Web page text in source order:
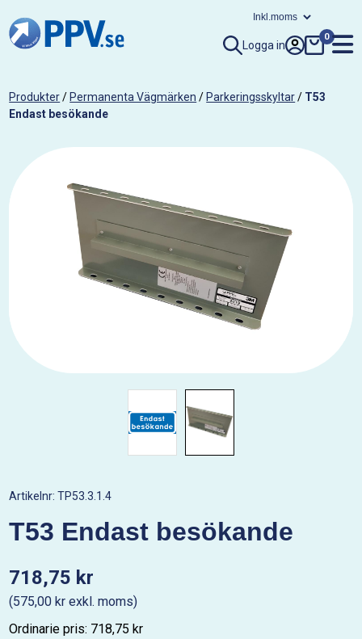
Logga in
0
Produkter/ Permanenta Vägmärken / Parkeringsskyltar/ T53
Endast besökande
Artikelnr:TP53.3.1.4
T53 Endast besökande
718,75 kr
(575,00 kr exkl. moms)
Ordinarie pris: 718,75 kr